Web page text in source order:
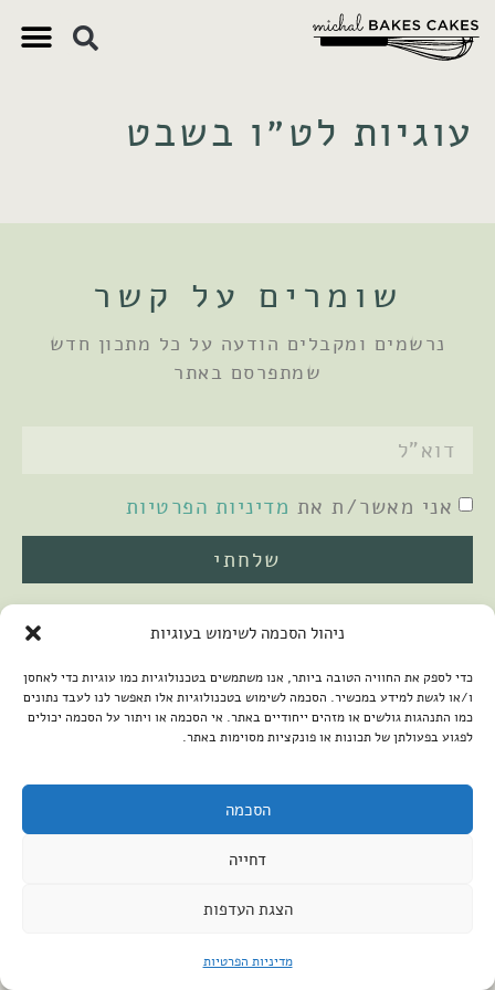
ניהול הסכמה לשימוש בעוגיות
כדי לספק את החוויה הטובה ביותר, אנו משתמשים בטכנולוגיות כמו עוגיות כדי לאחסן
ו/או לגשת למידע במכשיר. הסכמה לשימוש בטכנולוגיות אלו תאפשר לנו לעבד נתונים
כמו התנהגות גולשים או מזהים ייחודיים באתר. אי הסכמה או ויתור על הסכמה יכולים
לפגוע בפעולתן של תכונות או פונקציות מסוימות באתר.
הסכמה
דחייה
הצגת העדפות
מדיניות הפרטיות
עוגיות לט״ו בשבט
שומרים על קשר
נרשמים ומקבלים הודעה על כל מתכון חדש
שמתפרסם באתר
אני מאשר/ת את מדיניות הפרטיות
שלחתי
2026 © כל הזכויות שמורות למיכל שמיר
הצהרת נגישות